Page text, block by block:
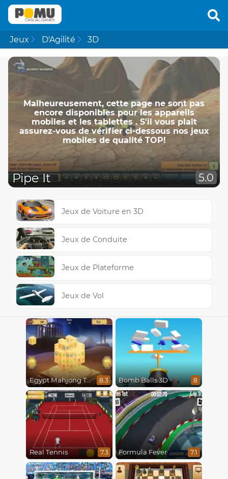
Jeux D'Agilité 3D
Malheureusement, cette page ne ​​sont pas
encore disponibles pour les appareils
mobiles et les tablettes . S'il vous plaît
assurez-vous de vérifier ci-dessous nos jeux
mobiles de qualité TOP!
Pipe It 5.0
Jeux de Voiture en 3D
Jeux de Conduite
Jeux de Plateforme
Jeux de Vol
Egypt Mahjong Triple Dimensions 8.3 Bomb Balls 3D 8
Real Tennis 7.3 Formula Fever 7.1